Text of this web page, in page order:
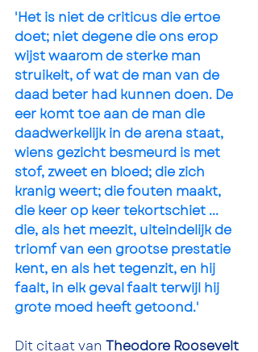
'Het is niet de criticus die ertoe
doet; niet degene die ons erop
wijst waarom de sterke man
struikelt, of wat de man van de
daad beter had kunnen doen. De
eer komt toe aan de man die
daadwerkelijk in de arena staat,
wiens gezicht besmeurd is met
stof, zweet en bloed; die zich
kranig weert; die fouten maakt,
die keer op keer tekortschiet ...
die, als het meezit, uiteindelijk de
triomf van een grootse prestatie
kent, en als het tegenzit, en hij
faalt, in elk geval faalt terwijl hij
grote moed heeft getoond.'
Dit citaat van Theodore Roosevelt